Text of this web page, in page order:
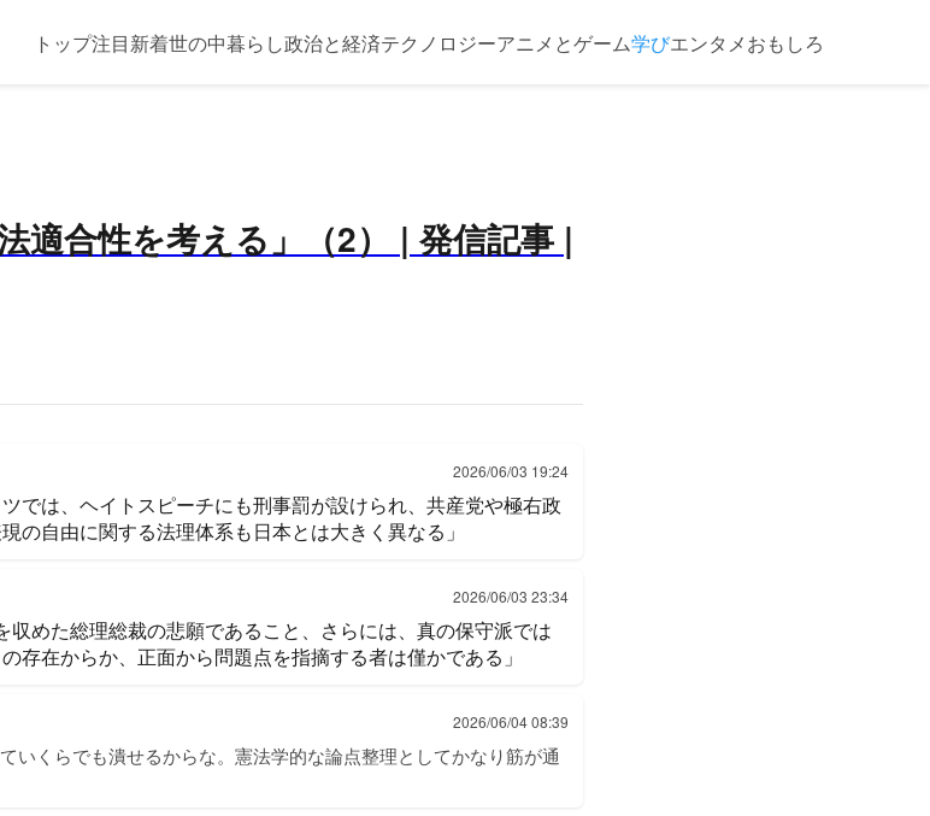
トップ注目新着世の中暮らし政治と経済テクノロジーアニメとゲーム学びエンタメおもしろ
適合性を考える」（2） | 発信記事 |
2026/06/03 19:24
は、ヘイトスピーチにも刑事罰が設けられ、共産党や極右政
の自由に関する法理体系も日本とは大きく異なる」
2026/06/03 23:34
めた総理総裁の悲願であること、さらには、真の保守派では
存在からか、正面から問題点を指摘する者は僅かである」
2026/06/04 08:39
いくらでも潰せるからな。憲法学的な論点整理としてかなり筋が通